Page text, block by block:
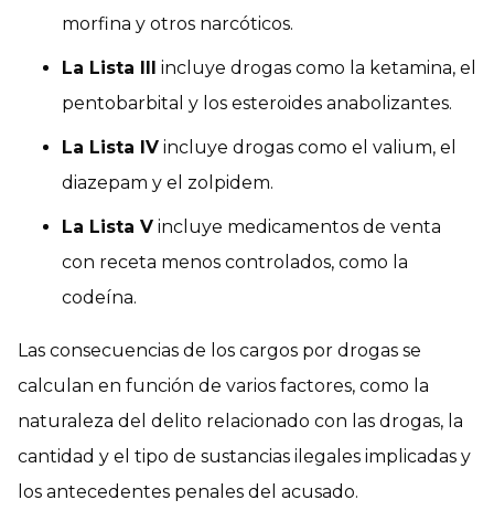
morfina y otros narcóticos.
La Lista III incluye drogas como la ketamina, el
pentobarbital y los esteroides anabolizantes.
La Lista IV incluye drogas como el valium, el
diazepam y el zolpidem.
La Lista V incluye medicamentos de venta
con receta menos controlados, como la
codeína.
Las consecuencias de los cargos por drogas se
calculan en función de varios factores, como la
naturaleza del delito relacionado con las drogas, la
cantidad y el tipo de sustancias ilegales implicadas y
los antecedentes penales del acusado.